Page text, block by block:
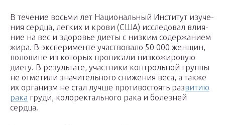
В тече­ние восьми лет Наци­о­наль­ный Инсти­тут изу­че­
ния сердца, лег­ких и крови (США) иссле­до­вал вли­я­
ние на вес и здо­ро­вье диеты с низ­ким содер­жа­нием
жира. В экс­пе­ри­менте участ­во­вало 50 000 жен­щин,
поло­вине из кото­рых про­пи­сали низ­ко­жи­ро­вую
диету. В резуль­тате, участ­ники кон­троль­ной группы
не отме­тили зна­чи­тель­ного сни­же­ния веса, а также
их орга­низм не стал лучше про­ти­во­сто­ять раз­ви­тию
рака груди, коло­рек­таль­ного рака и болез­ней
сердца.